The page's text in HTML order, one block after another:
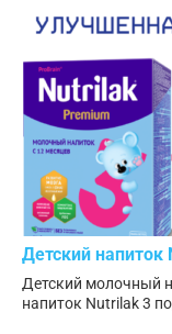
Детский напиток
Детский молочный
напиток Nutrilak 3